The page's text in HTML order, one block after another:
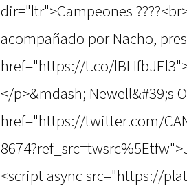
dir="ltr">Campeones
acompañado por Nacho,
href="https://t.co/
</p>&mdash; Newell&#39;s
href="https://twitter.com/
<script async src="https://